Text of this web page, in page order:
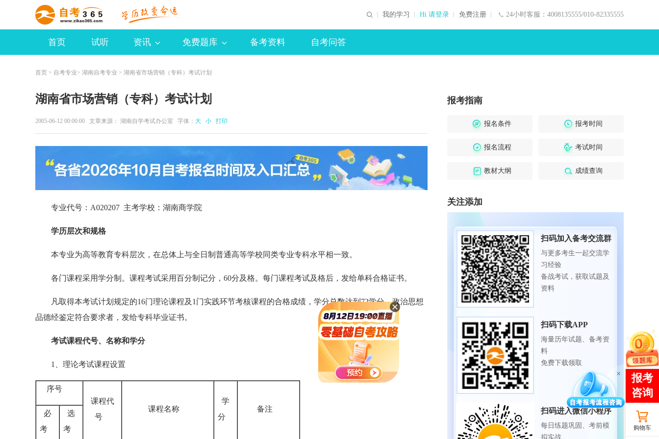
24小时客服：4008135555/010-82335555
我的学习 Hi 请登录 免费注册
首页 试听 资讯 免费题库 备考资料 自考问答
首页 > 自考专业> 湖南自考专业 > 湖南省市场营销（专科）考试计划
湖南省市场营销（专科）考试计划
2005-06-12 00:00:00 文章来源： 湖南自学考试办公室 字体： 大 小 打印
专业代号：A020207 主考学校：湖南商学院
学历层次和规格
本专业为高等教育专科层次，在总体上与全日制普通高等学校同类专业专科水平相一致。
各门课程采用学分制。课程考试采用百分制记分，60分及格。每门课程考试及格后，发给单科合格证书。
凡取得本考试计划规定的16门理论课程及1门实践环节考核课程的合格成绩，学分总数达到72学分，政治思想
品德经鉴定符合要求者，发给专科毕业证书。
考试课程代号、名称和学分
1、理论考试课程设置
序号
课程代
号
课程名称
学
分
备注
必
考
选
考
报考指南
报名条件 报考时间
报名流程 考试时间
教材大纲 成绩查询
关注添加
扫码加入备考交流群
与更多考生一起交流学
习经验
备战考试，获取试题及
资料
扫码下载APP
海量历年试题、备考资
料
免费下载领取
扫码进入微信小程序
每日练题巩固、考前模
拟实战
购物车